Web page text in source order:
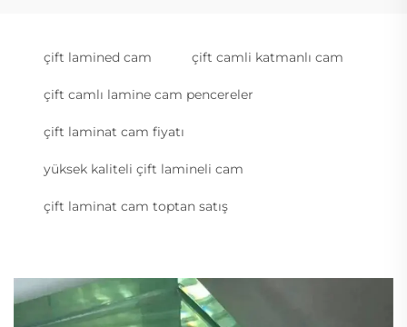
çift lamined cam çift camli katmanlı cam
çift camlı lamine cam pencereler
çift laminat cam fiyatı
yüksek kaliteli çift lamineli cam
çift laminat cam toptan satış